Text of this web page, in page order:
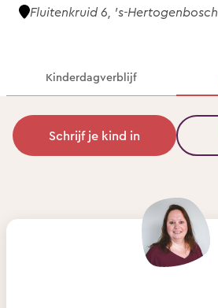
Fluitenkruid 6, 's-Hertogenbosch
Kinderdagverblijf
Schrijf je kind in